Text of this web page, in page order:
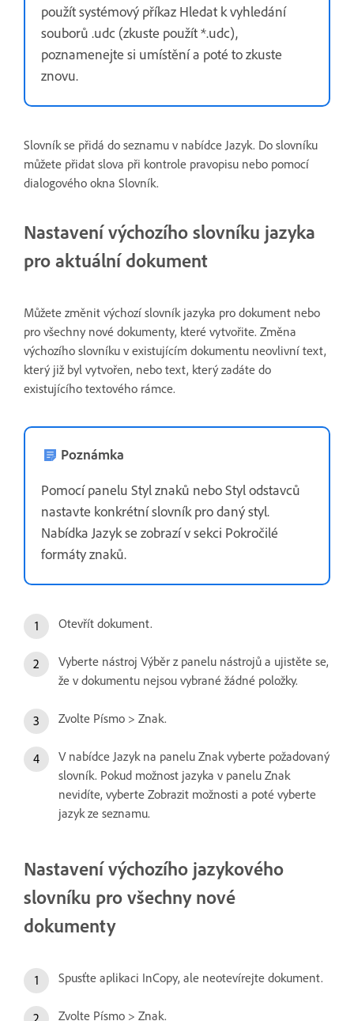
použít systémový příkaz Hledat k vyhledání
souborů .udc (zkuste použít *.udc),
poznamenejte si umístění a poté to zkuste
znovu.
Slovník se přidá do seznamu v nabídce Jazyk. Do slovníku
můžete přidat slova při kontrole pravopisu nebo pomocí
dialogového okna Slovník.
Nastavení výchozího slovníku jazyka
pro aktuální dokument
Můžete změnit výchozí slovník jazyka pro dokument nebo
pro všechny nové dokumenty, které vytvořite. Změna
výchozího slovníku v existujícím dokumentu neovlivní text,
který již byl vytvořen, nebo text, který zadáte do
existujícího textového rámce.
Poznámka
Pomocí panelu Styl znaků nebo Styl odstavců
nastavte konkrétní slovník pro daný styl.
Nabídka Jazyk se zobrazí v sekci Pokročilé
formáty znaků.
Otevřít dokument.
Vyberte nástroj Výběr z panelu nástrojů a ujistěte se,
že v dokumentu nejsou vybrané žádné položky.
Zvolte Písmo > Znak.
V nabídce Jazyk na panelu Znak vyberte požadovaný
slovník. Pokud možnost jazyka v panelu Znak
nevidíte, vyberte Zobrazit možnosti a poté vyberte
jazyk ze seznamu.
Nastavení výchozího jazykového
slovníku pro všechny nové
dokumenty
Spusťte aplikaci InCopy, ale neotevírejte dokument.
Zvolte Písmo > Znak.